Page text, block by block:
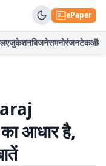
ePaper
एजुकेशनबिजनेसमनोरंजनटेकऑटो
आधार है,